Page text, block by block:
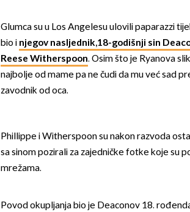
Glumca su u Los Angelesu ulovili paparazzi
bio i njegov nasljednik,18-godišnji sin
Reese Witherspoon. Osim što je Ryanova
najbolje od mame pa ne čudi da mu već sad
zavodnik od oca.
Phillippe i Witherspoon su nakon razvoda
sa sinom pozirali za zajedničke fotke koje su
mrežama.
Povod okupljanja bio je Deaconov 18.